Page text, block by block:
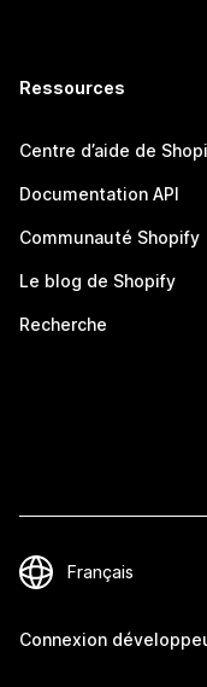
Ressources
Centre d’aide de
Documentation API
Communauté Shopify
Le blog de Shopify
Recherche
Connexion